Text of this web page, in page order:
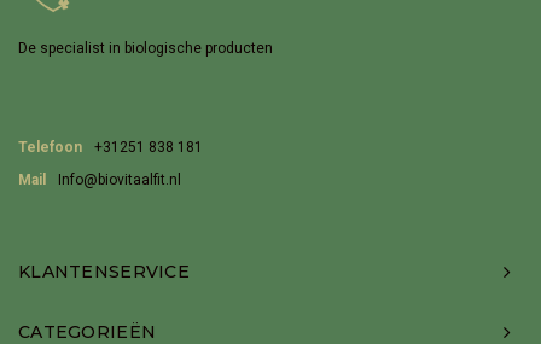
De specialist in biologische producten
Telefoon
+31251 838 181
Mail
Info@biovitaalfit.nl
KLANTENSERVICE
CATEGORIEËN